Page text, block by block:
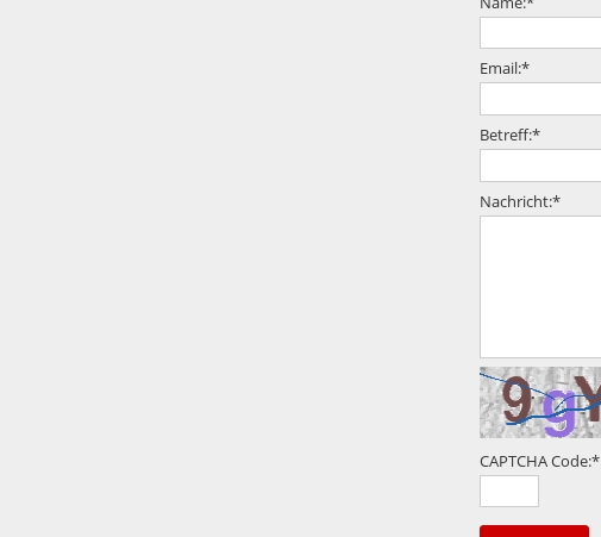
Email:*
Betreff:*
Nachricht:*
CAPTCHA Code:*